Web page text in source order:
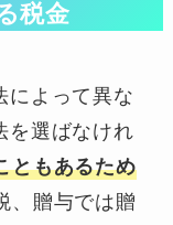
税金
によって異な
を選ばなけれ
ともあるため
、贈与では贈